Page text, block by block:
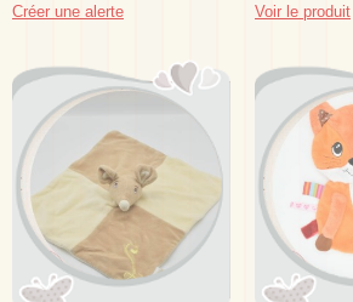
Créer une alerte Voir le produit